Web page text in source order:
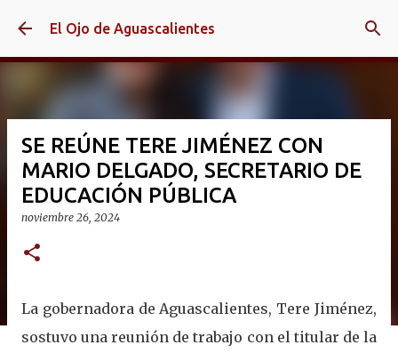
Ir al contenido principal
El Ojo de Aguascalientes
SE REÚNE TERE JIMÉNEZ CON
MARIO DELGADO, SECRETARIO DE
EDUCACIÓN PÚBLICA
noviembre 26, 2024
La gobernadora de Aguascalientes, Tere Jiménez,
sostuvo una reunión de trabajo con el titular de la